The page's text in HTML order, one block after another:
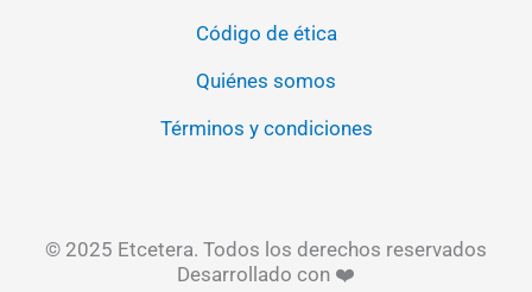
Código de ética
Quiénes somos
Términos y condiciones
© 2025 Etcetera. Todos los derechos reservados
Desarrollado con ❤️